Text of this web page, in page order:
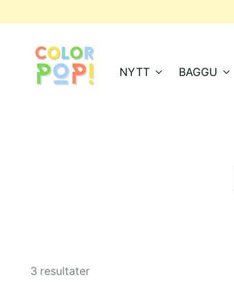
NYTT BAGGU
3 resultater